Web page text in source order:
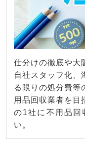
仕分けの徹底や大
自社スタッフ化、
る限りの処分費等
用品回収業者を目
の1社に不用品回
い。